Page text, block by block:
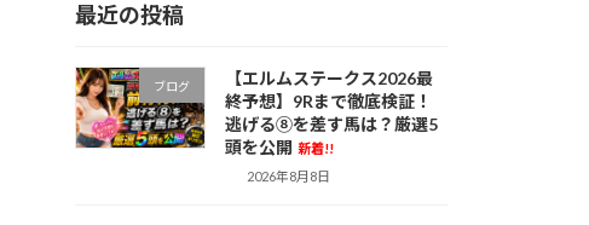
最近の投稿
ブログ
【エルムステークス2026最
終予想】9Rまで徹底検証！
逃げる⑧を差す馬は？厳選5
頭を公開 新着!!
2026年8月8日